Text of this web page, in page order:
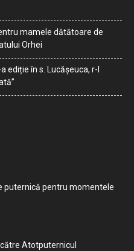
mamele dătătoare de
Orhei
ediție în s. Lucășeuca, r-l
puternică pentru momentele
Atotputernicul